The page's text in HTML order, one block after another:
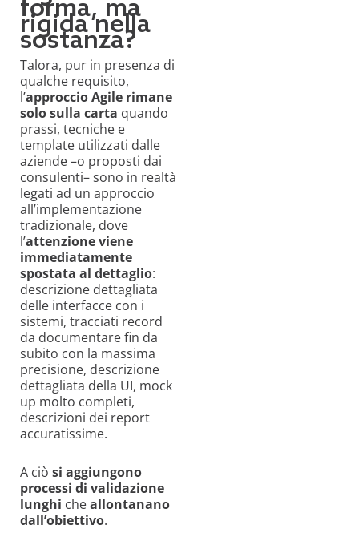
forma, ma
rigida nella
sostanza?
Talora, pur in presenza di
qualche requisito,
l’approccio Agile rimane
solo sulla carta quando
prassi, tecniche e
template utilizzati dalle
aziende –o proposti dai
consulenti– sono in realtà
legati ad un approccio
all’implementazione
tradizionale, dove
l’attenzione viene
immediatamente
spostata al dettaglio:
descrizione dettagliata
delle interfacce con i
sistemi, tracciati record
da documentare fin da
subito con la massima
precisione, descrizione
dettagliata della UI, mock
up molto completi,
descrizioni dei report
accuratissime.
A ciò si aggiungono
processi di validazione
lunghi cheallontanano
dall’obiettivo.